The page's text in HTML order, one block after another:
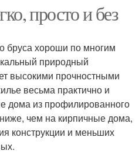
просто и без
бруса хороши по многим
природный
высокими прочностными
весьма практично и
дома из профилированного
чем на кирпичные дома,
конструкции и меньших